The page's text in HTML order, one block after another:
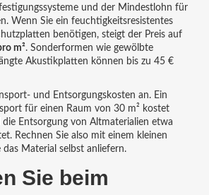
und der Mindestlohn für
Wenn Sie ein feuchtigkeitsresistentes
benötigen, steigt der Preis auf
m². Sonderformen wie gewölbte
Akustikplatten können bis zu 45 €
und Entsorgungskosten an. Ein
für einen Raum von 30 m² kostet
Entsorgung von Altmaterialien etwa
Rechnen Sie also mit einem kleinen
das Material selbst anliefern.
Sie beim